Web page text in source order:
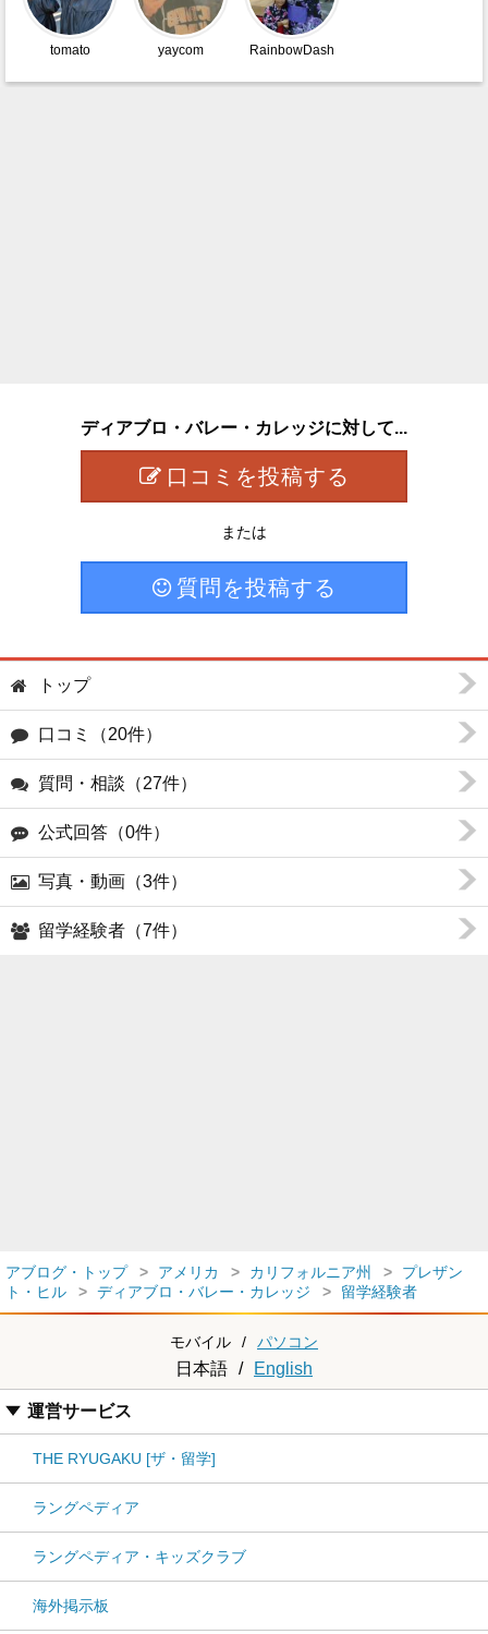
tomato yaycom RainbowDash
ディアブロ・バレー・カレッジに対して...
口コミを投稿する
または
質問を投稿する
トップ
口コミ（20件）
質問・相談（27件）
公式回答（0件）
写真・動画（3件）
留学経験者（7件）
アブログ・トップ アメリカ カリフォルニア州
プレザン
ト・ヒル
ディアブロ・バレー・カレッジ 留学経験者
モバイル / パソコン
日本語 / English
運営サービス
THE RYUGAKU [ザ・留学]
ラングペディア
ラングペディア・キッズクラブ
海外掲示板